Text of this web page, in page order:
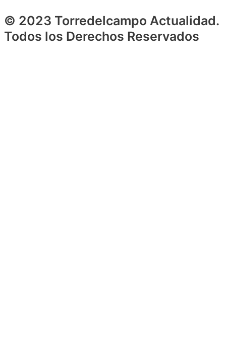
© 2023 Torredelcampo Actualidad.
Todos los Derechos Reservados